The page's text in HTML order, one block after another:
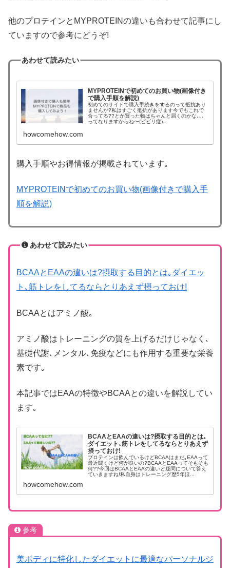
他のプロテインとMYPROTEINの違いも合わせて記事にし
ていますので参考にどうぞ!
あわせて読みたい
MYPROTEINで初めてのお買い物(画像付き
で購入手順を解説)
初めてのサイトで購入手続きをするのって抵抗あり
ませんか?私はすごく抵抗があります今でもこれで
合ってる??とか買った物はちゃんと届くのかな､､､
ってなりますからね〜(ビビリ症)...
howcomehow.com
購入手順やお得情報が掲載されています｡
MYPROTEINで初めてのお買い物(画像付きで購入手
順を解説)
あわせて読みたい
BCAAとEAAの違いは?摂取する目的とは｡ダイエッ
ト､筋トレをしてるならとりあえず摂っておけ!
BCAAとはアミノ酸｡
アミノ酸はトレーニングの質を上げるだけじゃなく､
基礎代謝､メンタル､免疫などにも作用する重要な栄養
素です｡
本記事ではEAAの特徴やBCAAとの違いを解説してい
ます｡
BCAAとEAAの違いは?摂取する目的とは｡
ダイエット､筋トレをしてるならとりあえず
摂っておけ!
プロテインは飲んでいるけどBCAAはまだ｡EAAって
最近聞くけど何が良いの?BCAAとEAAってそもそも
何??今回はBCAAとEAAの違いと疑問について答え
ていきますね!私自身はトレーニング歴5年ほ...
howcomehow.com
参考
美ボディに特化したダイエットに最適なパーソナルジ